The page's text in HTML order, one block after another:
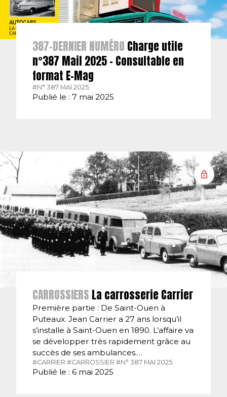
387-DERNIER NUMÉRO Charge utile
n°387 Mail 2025 – Consultable en
format E-Mag
#N° 387 MAI 2025.
Publié le : 7 mai 2025
CARROSSIERS La carrosserie Carrier
Première partie : De Saint-Ouen à
Puteaux. Jean Carrier a 27 ans lorsqu’il
s’installe à Saint-Ouen en 1890. L’affaire va
se développer très rapidement grâce au
succès de ses ambulances.…
#CARRIER.#CARROSSIER.#N° 387 MAI 2025.
Publié le : 6 mai 2025